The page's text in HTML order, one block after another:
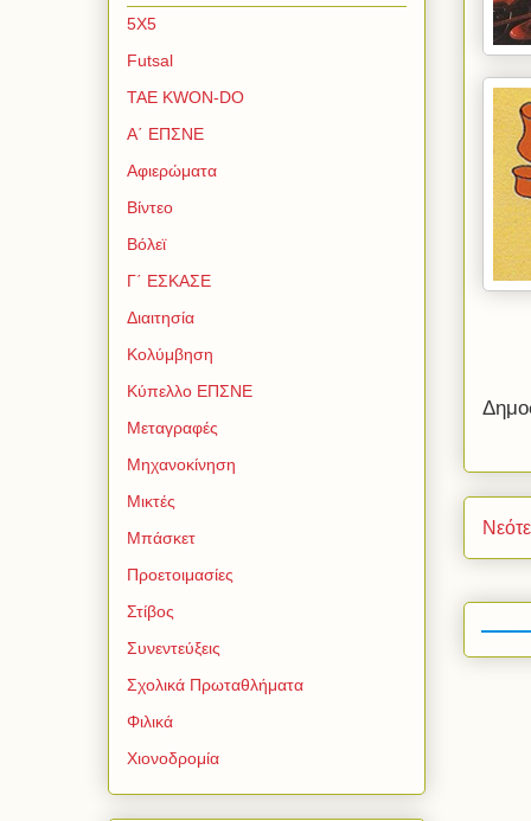
5Χ5
Futsal
TAE KWON-DO
Α΄ ΕΠΣΝΕ
Αφιερώματα
Βίντεο
Βόλεϊ
Γ΄ ΕΣΚΑΣΕ
Διαιτησία
Κολύμβηση
Κύπελλο ΕΠΣΝΕ
Μεταγραφές
Μηχανοκίνηση
Μικτές
Μπάσκετ
Προετοιμασίες
Στίβος
Συνεντεύξεις
Σχολικά Πρωταθλήματα
Φιλικά
Χιονοδρομία